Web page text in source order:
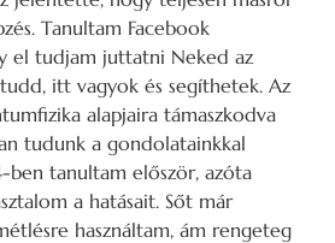
Tanultam Facebook
el tudjam juttatni Neked az
itt vagyok és segíthetek. Az
alapjaira támaszkodva
tudunk a gondolatainkkal
ben tanultam először, azóta
a hatásait. Sőt már
használtam, ám rengeteg